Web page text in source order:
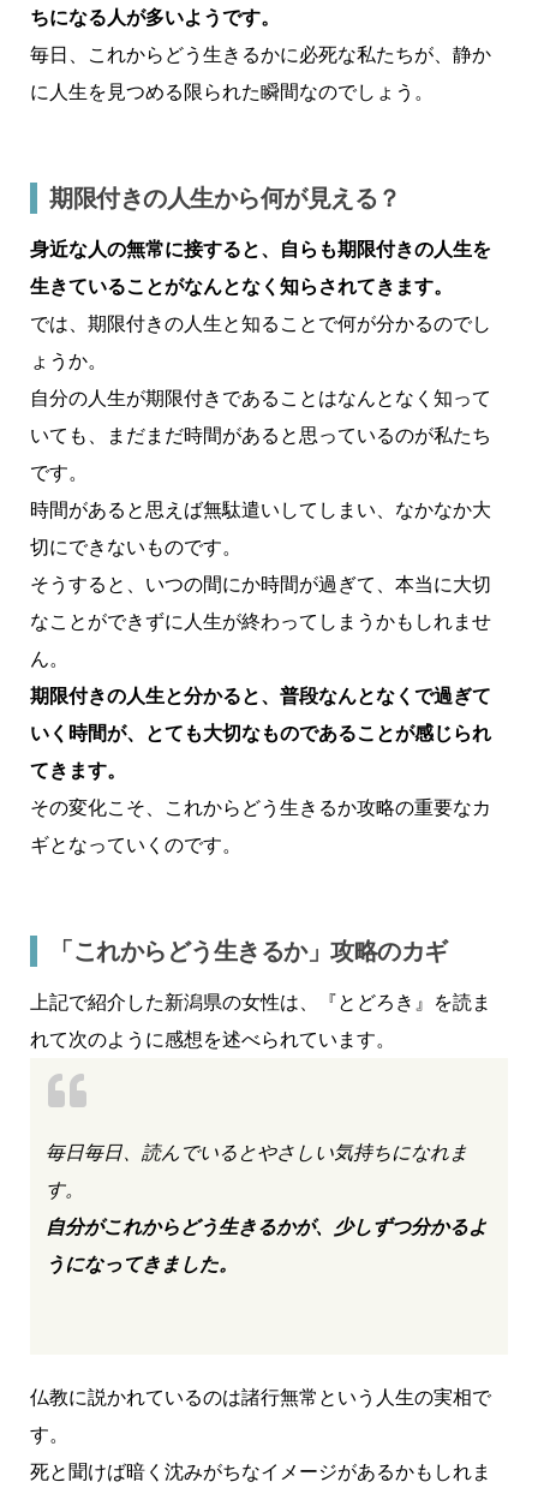
ちになる人が多いようです。
毎日、これからどう生きるかに必死な私たちが、静か
に人生を見つめる限られた瞬間なのでしょう。
期限付きの人生から何が見える？
身近な人の無常に接すると、自らも期限付きの人生を
生きていることがなんとなく知らされてきます。
では、期限付きの人生と知ることで何が分かるのでし
ょうか。
自分の人生が期限付きであることはなんとなく知って
いても、まだまだ時間があると思っているのが私たち
です。
時間があると思えば無駄遣いしてしまい、なかなか大
切にできないものです。
そうすると、いつの間にか時間が過ぎて、本当に大切
なことができずに人生が終わってしまうかもしれませ
ん。
期限付きの人生と分かると、普段なんとなくで過ぎて
いく時間が、とても大切なものであることが感じられ
てきます。
その変化こそ、これからどう生きるか攻略の重要なカ
ギとなっていくのです。
「これからどう生きるか」攻略のカギ
上記で紹介した新潟県の女性は、『とどろき』を読ま
れて次のように感想を述べられています。
毎日毎日、読んでいるとやさしい気持ちになれま
す。
自分がこれからどう生きるかが、少しずつ分かるよ
うになってきました。
仏教に説かれているのは諸行無常という人生の実相で
す。
死と聞けば暗く沈みがちなイメージがあるかもしれま